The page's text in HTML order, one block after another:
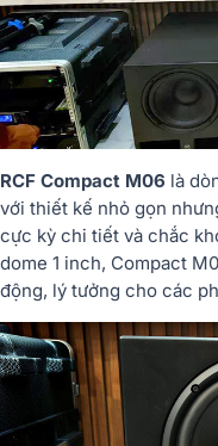
RCF Compact M06 là
với thiết kế nhỏ gọn
cực kỳ chi tiết và chắc
dome 1 inch, Compact
động, lý tưởng cho các